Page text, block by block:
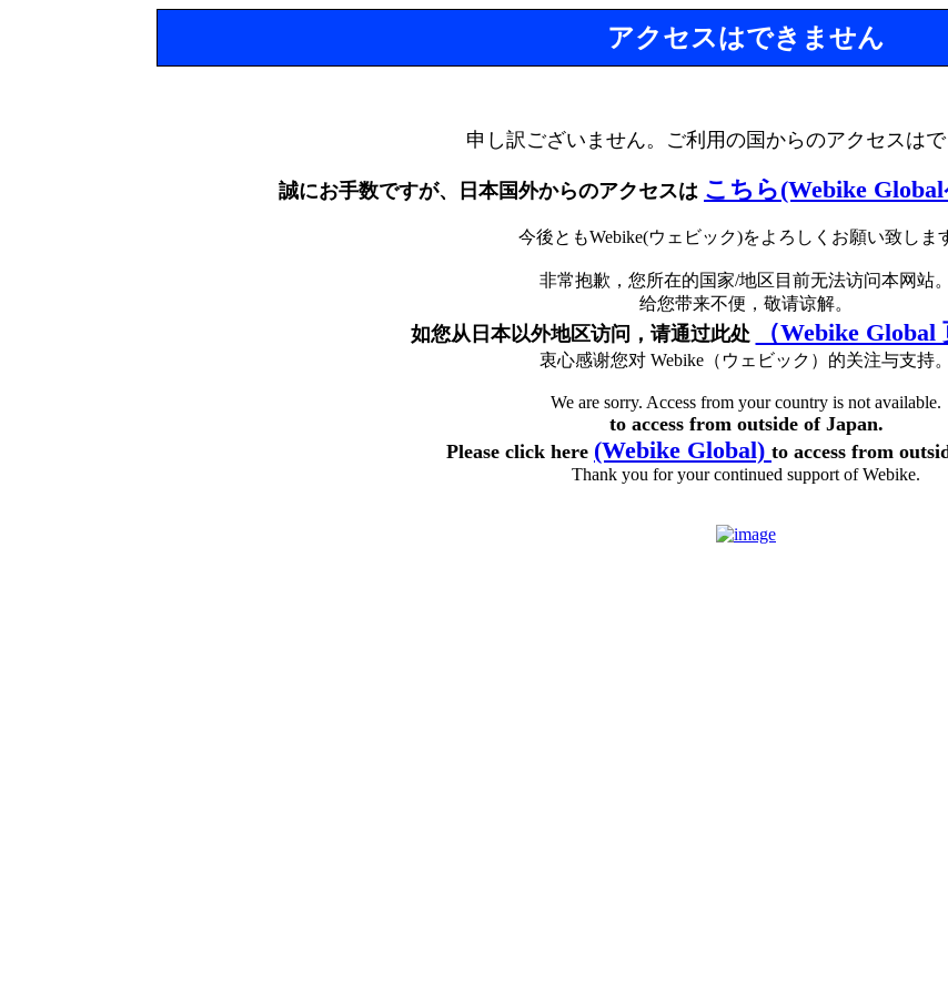
アクセスはできません
申し訳ございません。ご利用の国からのアクセスは
誠にお手数ですが、日本国外からのアクセスは こちら(Webike
今後ともWebike(ウェビック)をよろしくお願い致しま
非常抱歉，您所在的国家/地区目前无法访问本网站。
给您带来不便，敬请谅解。
如您从日本以外地区访问，请通过此处 （Webike Global
衷心感谢您对 Webike（ウェビック）的关注与支持。
We are sorry. Access from your country is not available.
to access from outside of Japan.
Please click here (Webike Global) to access from
Thank you for your continued support of Webike.